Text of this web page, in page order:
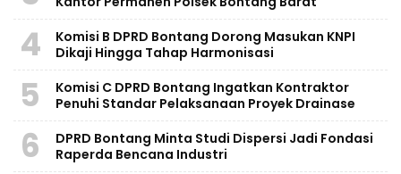
4
Komisi B DPRD Bontang Dorong Masukan KNPI
Dikaji Hingga Tahap Harmonisasi
5
Komisi C DPRD Bontang Ingatkan Kontraktor
Penuhi Standar Pelaksanaan Proyek Drainase
6
DPRD Bontang Minta Studi Dispersi Jadi Fondasi
Raperda Bencana Industri